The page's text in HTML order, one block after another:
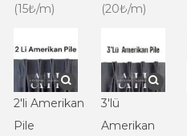
(15₺/m)
(20₺/m)
2'li Amerikan
Pile
3'lü
Amerikan